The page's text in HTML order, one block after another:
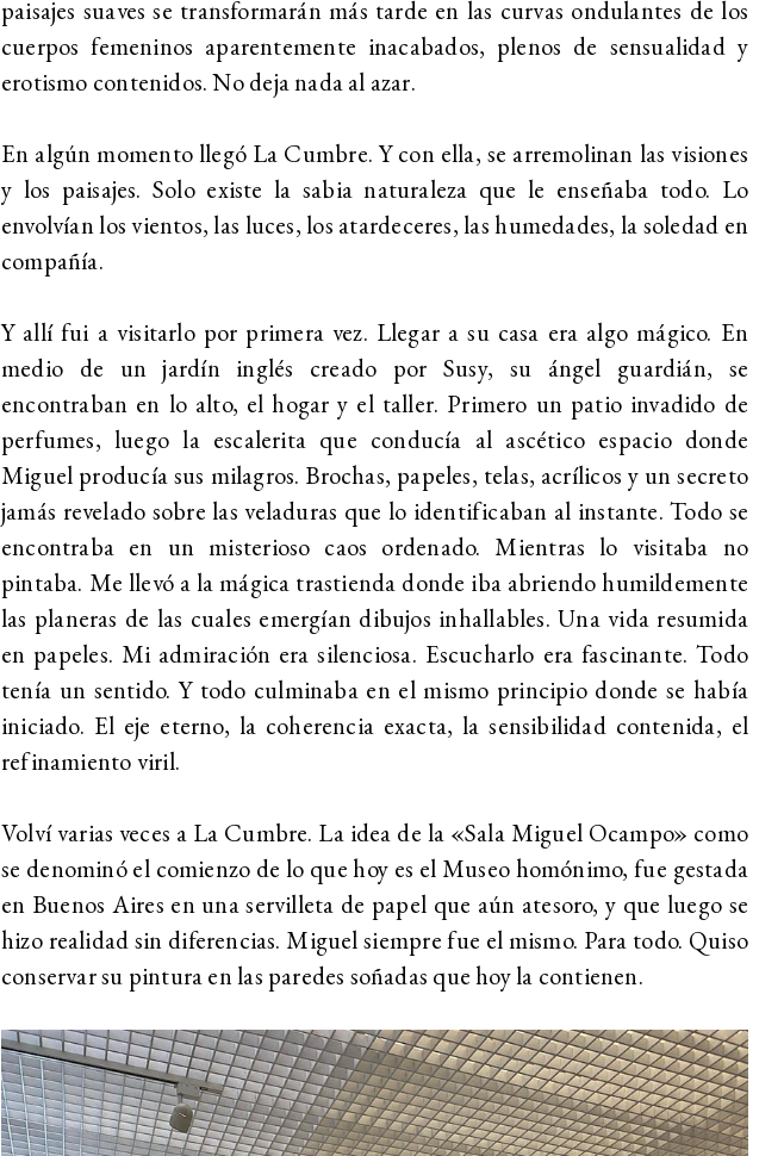
paisajes suaves se transformarán más tarde en las curvas ondulantes de los
cuerpos femeninos aparentemente inacabados, plenos de sensualidad y
erotismo contenidos. No deja nada al azar.
En algún momento llegó La Cumbre. Y con ella, se arremolinan las visiones
y los paisajes. Solo existe la sabia naturaleza que le enseñaba todo. Lo
envolvían los vientos, las luces, los atardeceres, las humedades, la soledad en
compañía.
Y allí fui a visitarlo por primera vez. Llegar a su casa era algo mágico. En
medio de un jardín inglés creado por Susy, su ángel guardián, se
encontraban en lo alto, el hogar y el taller. Primero un patio invadido de
perfumes, luego la escalerita que conducía al ascético espacio donde
Miguel producía sus milagros. Brochas, papeles, telas, acrílicos y un secreto
jamás revelado sobre las veladuras que lo identificaban al instante. Todo se
encontraba en un misterioso caos ordenado. Mientras lo visitaba no
pintaba. Me llevó a la mágica trastienda donde iba abriendo humildemente
las planeras de las cuales emergían dibujos inhallables. Una vida resumida
en papeles. Mi admiración era silenciosa. Escucharlo era fascinante. Todo
tenía un sentido. Y todo culminaba en el mismo principio donde se había
iniciado. El eje eterno, la coherencia exacta, la sensibilidad contenida, el
refinamiento viril.
Volví varias veces a La Cumbre. La idea de la «Sala Miguel Ocampo» como
se denominó el comienzo de lo que hoy es el Museo homónimo, fue gestada
en Buenos Aires en una servilleta de papel que aún atesoro, y que luego se
hizo realidad sin diferencias. Miguel siempre fue el mismo. Para todo. Quiso
conservar su pintura en las paredes soñadas que hoy la contienen.